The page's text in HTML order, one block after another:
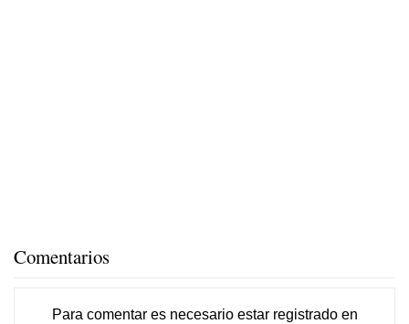
Comentarios
Para comentar es necesario estar registradoen